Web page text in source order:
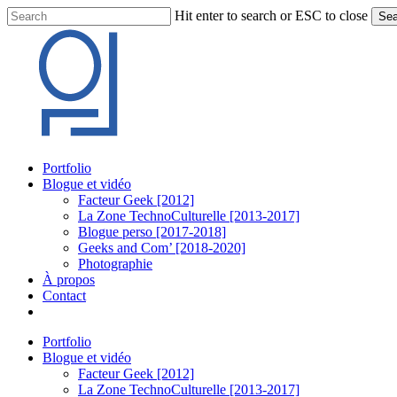
Skip
to
content
Hit enter to search or ESC to close
Search
Menu
Portfolio
Blogue et vidéo
Facteur Geek [2012]
La Zone TechnoCulturelle [2013-2017]
Blogue perso [2017-2018]
Geeks and Com’ [2018-2020]
Photographie
À propos
Contact
Portfolio
Blogue et vidéo
Facteur Geek [2012]
La Zone TechnoCulturelle [2013-2017]